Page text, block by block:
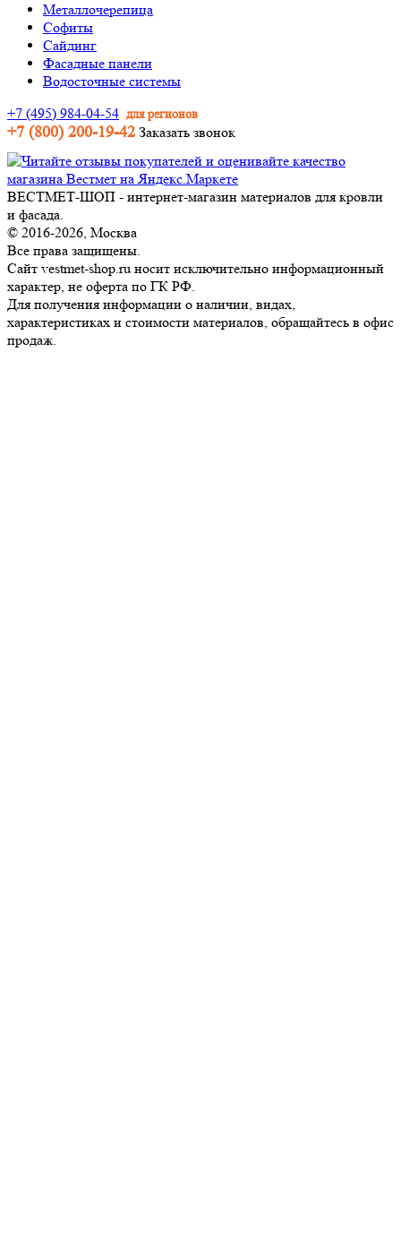
Металлочерепица
Софиты
Сайдинг
Фасадные панели
Водосточные системы
+7 (495) 984-04-54 для регионов
+7 (800) 200-19-42 Заказать звонок
ВЕСТМЕТ-ШОП - интернет-магазин материалов для кровли
и фасада.
© 2016-2026, Москва
Все права защищены.
Сайт vestmet-shop.ru носит исключительно информационный
характер, не оферта по ГК РФ.
Для получения информации о наличии, видах,
характеристиках и стоимости материалов, обращайтесь в офис
продаж.